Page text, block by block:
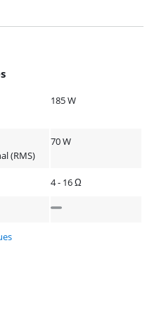
185 W
(RMS)
70 W
4 - 16 Ω